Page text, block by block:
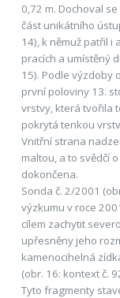
0,72 m. Dochoval
část unikátního
14), k němuž patřil i
pracích a umístěný
15). Podle výzdoby
první poloviny 13.
vrstvy, která tvořila
pokrytá tenkou
Vnitřní strana
maltou, a to svědčí
dokončena.
Sonda č. 2/2001
výzkumu v roce
cílem zachytit
upřesněny jeho
kamenocihelná
(obr. 16: kontext č.
Tyto fragmenty